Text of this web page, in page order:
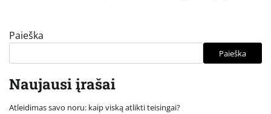
Paieška
Paieška
Naujausi įrašai
Atleidimas savo noru: kaip viską atlikti teisingai?